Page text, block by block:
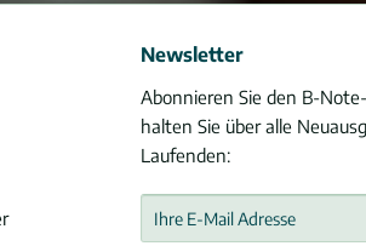
Newsletter
Abonnieren Sie den B-
halten Sie über alle
Laufenden: